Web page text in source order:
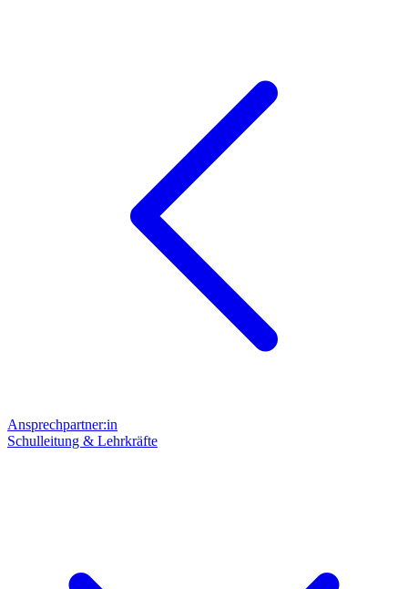
Ansprechpartner:in
Schulleitung & Lehrkräfte